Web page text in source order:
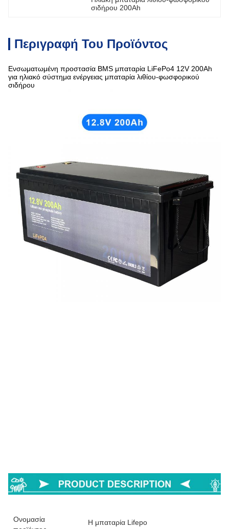
σιδήρου 200Ah
Περιγραφή Του Προϊόντος
Ενσωματωμένη προστασία BMS μπαταρία LiFePo4 12V 200Ah
για ηλιακό σύστημα ενέργειας μπαταρία λιθίου-φωσφορικού
σιδήρου
Ονομασία
Η μπαταρία Lifepo